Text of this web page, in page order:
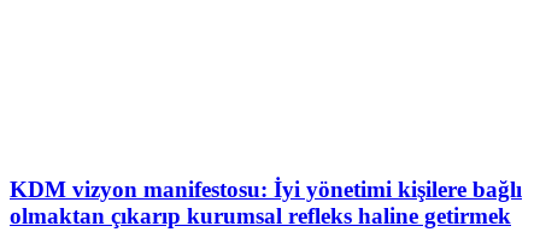
KDM vizyon manifestosu: İyi yönetimi kişilere bağlı
olmaktan çıkarıp kurumsal refleks haline getirmek